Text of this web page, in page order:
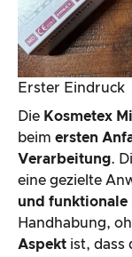
Erster Eindruck
Die Kosmetex
beim ersten
Verarbeitung.
eine gezielte
und funktionale
Handhabung,
Aspekt ist, dass